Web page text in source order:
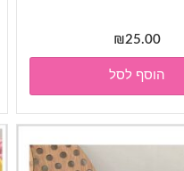
₪25.00
הוסף לסל